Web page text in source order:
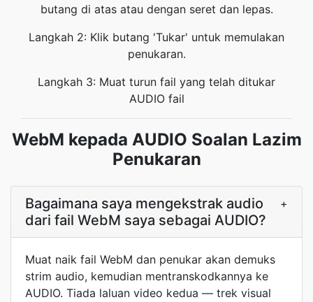
butang di atas atau dengan seret dan lepas.
Langkah 2: Klik butang 'Tukar' untuk memulakan
penukaran.
Langkah 3: Muat turun fail yang telah ditukar
AUDIO fail
WebM kepada AUDIO Soalan Lazim
Penukaran
Bagaimana saya mengekstrak audio
dari fail WebM saya sebagai AUDIO?
+
Muat naik fail WebM dan penukar akan demuks
strim audio, kemudian mentranskodkannya ke
AUDIO. Tiada laluan video kedua — trek visual